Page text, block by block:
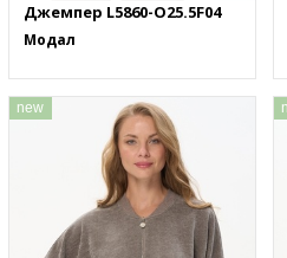
Джемпер L5860-O25.5F04
Модал
new